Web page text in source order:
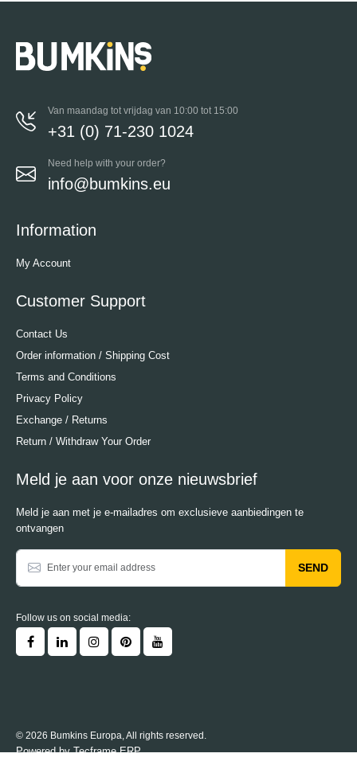
Van maandag tot vrijdag van 10:00 tot 15:00
+31 (0) 71-230 1024
Need help with your order?
info@bumkins.eu
Information
My Account
Customer Support
Contact Us
Order information / Shipping Cost
Terms and Conditions
Privacy Policy
Exchange / Returns
Return / Withdraw Your Order
Meld je aan voor onze nieuwsbrief
Meld je aan met je e-mailadres om exclusieve aanbiedingen te
ontvangen
SEND
Follow us on social media:
© 2026 Bumkins Europa, All rights reserved.
Powered byTecframe ERP